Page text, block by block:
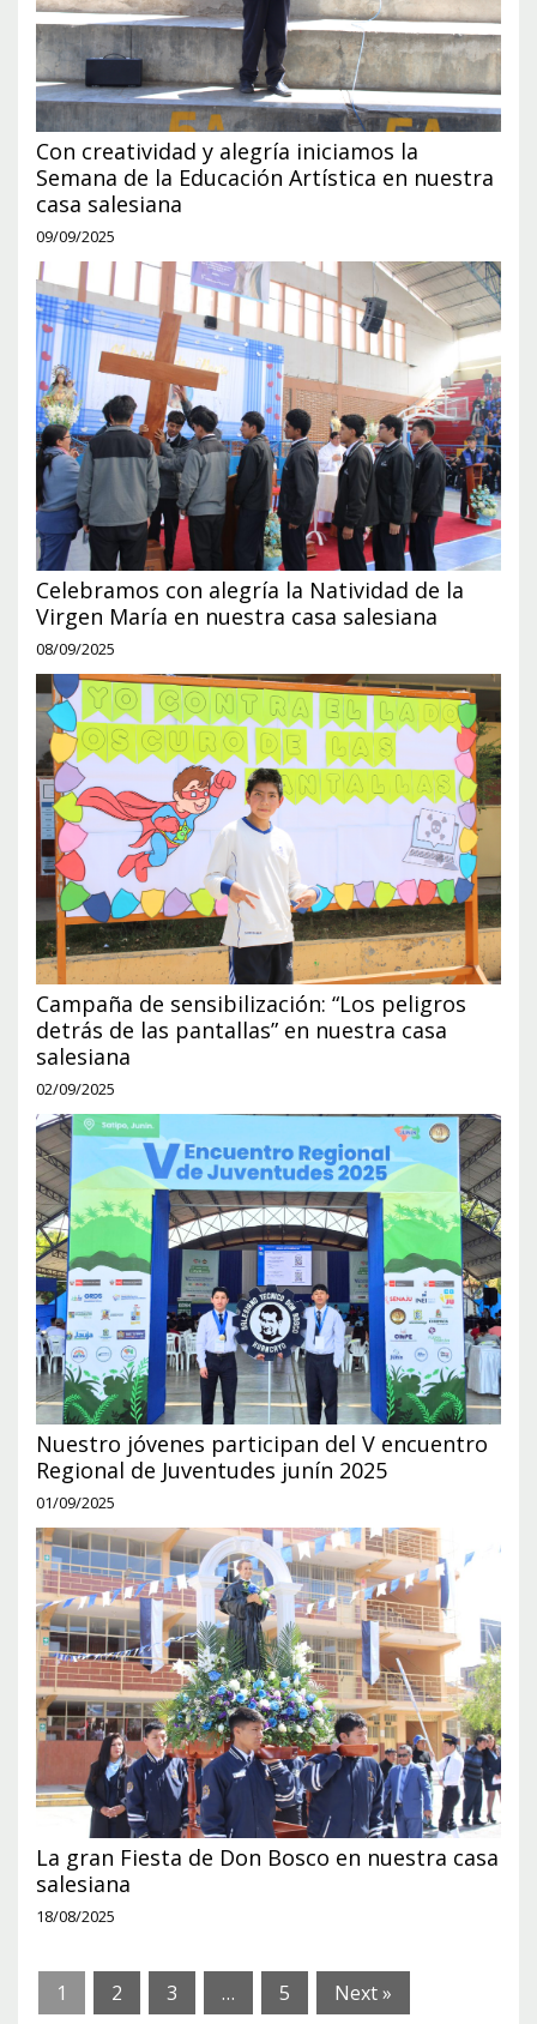
Con creatividad y alegría iniciamos la
Semana de la Educación Artística en nuestra
casa salesiana
09/09/2025
Celebramos con alegría la Natividad de la
Virgen María en nuestra casa salesiana
08/09/2025
Campaña de sensibilización: “Los peligros
detrás de las pantallas” en nuestra casa
salesiana
02/09/2025
Nuestro jóvenes participan del V encuentro
Regional de Juventudes junín 2025
01/09/2025
La gran Fiesta de Don Bosco en nuestra casa
salesiana
18/08/2025
1 2 3 … 5 Next »